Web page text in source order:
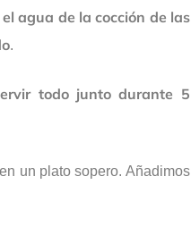
agua de la cocción de las
.
todo junto durante 5
un plato sopero. Añadimos